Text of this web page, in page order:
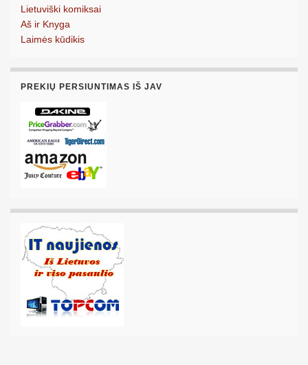
Lietuviški komiksai
Aš ir Knyga
Laimės kūdikis
PREKIŲ PERSIUNTIMAS IŠ JAV